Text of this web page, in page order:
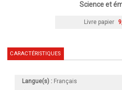
Science et
Livre papier
CARACTÉRISTIQUES
Langue(s) : Français